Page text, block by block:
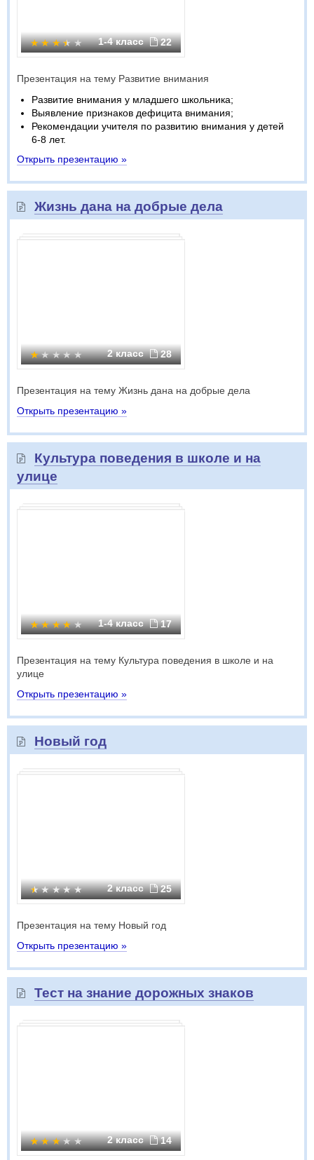
1-4 класс 22
Презентация на тему Развитие внимания
Развитие внимания у младшего школьника;
Выявление признаков дефицита внимания;
Рекомендации учителя по развитию внимания у детей
6-8 лет.
Открыть презентацию »
Жизнь дана на добрые дела
2 класс 28
Презентация на тему Жизнь дана на добрые дела
Открыть презентацию »
Культура поведения в школе и на
улице
1-4 класс 17
Презентация на тему Культура поведения в школе и на
улице
Открыть презентацию »
Новый год
2 класс 25
Презентация на тему Новый год
Открыть презентацию »
Тест на знание дорожных знаков
2 класс 14